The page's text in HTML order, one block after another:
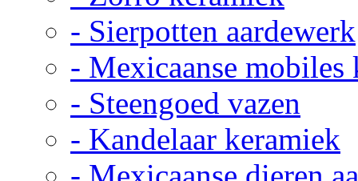
- Sierpotten aardewerk
- Mexicaanse mobiles
- Steengoed vazen
- Kandelaar keramiek